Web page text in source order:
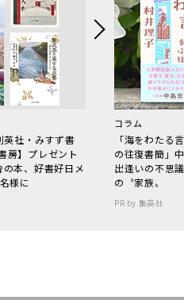
英社・みすず書
房】プレゼント
本、好書好日メ
様に
コラム
「海をわた
の往復書簡」
出逢いの不思
の〝家族〟
PR by 集英社